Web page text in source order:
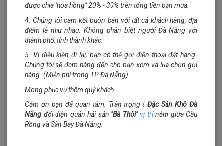
Liên hệ
Đơn vị tính:lon
Trọng lượng:1 kg
Hạng sử dụng:
Ghi chú:
được chia "hoa hồng" 20% - 30% trên tổng tiền bạn mua.
4. Chúng tôi cam kết buôn bán với tất cả khách hàng, địa
điểm là như nhau. Không phân biệt người Đà Nẵng với
thành phố, tỉnh thành khác.
5. Vì điều kiện đi lại, bạn có thể gọi điện thoại đặt hàng.
Chúng tôi sẽ đem hàng đến cho bạn xem và lựa chọn gọi
hàng. (Miễn phí trong TP Đà Nẵng).
Mong phục vụ thêm quý khách.
Cảm ơn bạn đã quan tâm. Trân trọng !Đặc Sản Khô Đà
Nẵng đối diện quán hải sản "Bà Thôi" vị trínằm giữa Cầu
Rồng và Sân Bay Đà Nẵng.